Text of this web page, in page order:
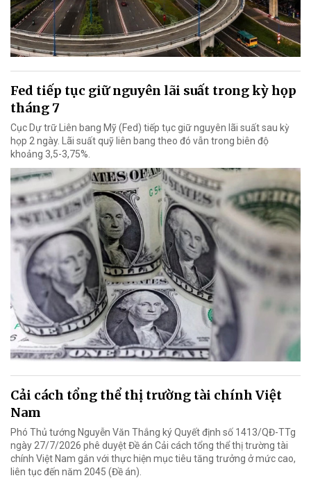
Fed tiếp tục giữ nguyên lãi suất trong kỳ họp
tháng 7
Cục Dự trữ Liên bang Mỹ (Fed) tiếp tục giữ nguyên lãi suất sau kỳ
họp 2 ngày. Lãi suất quỹ liên bang theo đó vẫn trong biên độ
khoảng 3,5-3,75%.
Cải cách tổng thể thị trường tài chính Việt
Nam
Phó Thủ tướng Nguyễn Văn Thắng ký Quyết định số 1413/QĐ-TTg
ngày 27/7/2026 phê duyệt Đề án Cải cách tổng thể thị trường tài
chính Việt Nam gắn với thực hiện mục tiêu tăng trưởng ở mức cao,
liên tục đến năm 2045 (Đề án).